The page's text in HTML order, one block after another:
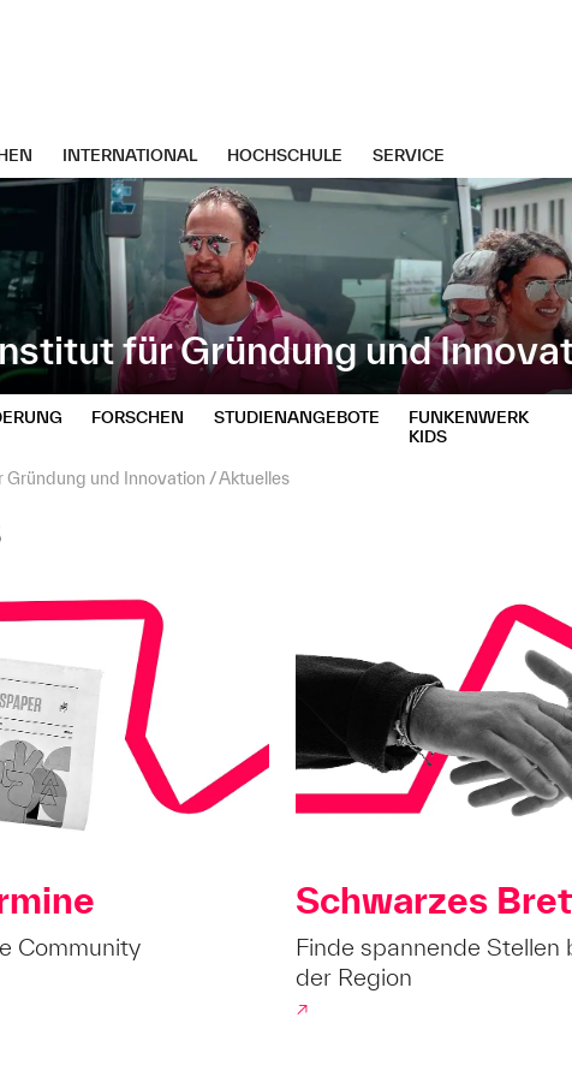
für Gründung und
INTERNATIONAL HOCHSCHULE SERVICE
FORSCHEN STUDIENANGEBOTE
FUNKENWERK
KIDS
und Innovation Aktuelles
Community
Schwarzes
Finde spannende
der Region
↗